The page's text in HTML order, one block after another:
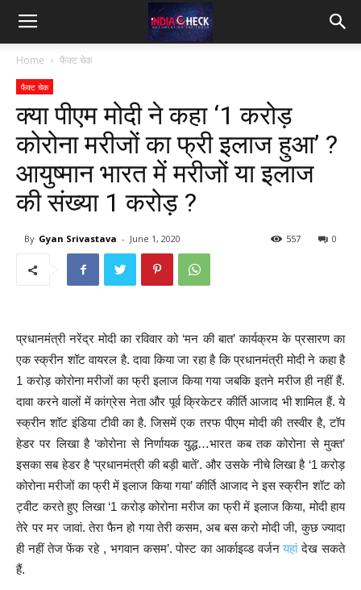
IndiaCheck
Home फैक्ट चेक
फैक्ट चेक
क्या पीएम मोदी ने कहा ‘1 करोड़
कोरोना मरीजों का फ्री इलाज हुआ’ ?
आयुष्मान भारत में मरीजों या इलाज
की संख्या 1 करोड़ ?
By Gyan Srivastava - June 1, 2020 0
557
प्रधानमंत्री नरेंद्र मोदी का रविवार को ‘मन की बात’ कार्यक्रम के प्रसारण का
एक स्क्रीन शॉट वायरल है. दावा किया जा रहा है कि प्रधानमंत्री मोदी ने कहा है
1 करोड़ कोरोना मरीजों का फ्री इलाज किया गया जबकि इतने मरीज ही नहीं हैं.
दावा करने वालों में कांग्रेस नेता और पूर्व क्रिकेटर कीर्ति आजाद भी शामिल हैं. ये
स्क्रीन शॉट इंडिया टीवी का है. जिसमें एक तरफ पीएम मोदी की तस्वीर है, टॉप
हेडर पर लिखा है ‘कोरोना से निर्णायक युद्ध…भारत कब तक कोरोना से मुक्त’
इसका सब हेडर है ‘प्रधानमंत्री की बड़ी बातें’. और उसके नीचे लिखा है ‘1 करोड़
कोरोना मरीजों का फ्री में इलाज किया गया’ कीर्ति आजाद ने इस स्क्रीन शॉट को
ट्वीट करते हुए लिखा ‘1 करोड़ कोरोना मरीज का फ्री में इलाज किया, मोदी हाय
तेरे पर मर जावां. तेरा फैन हो गया तेरी कसम, अब बस करो मोदी जी, कुछ ज्यादा
ही नहीं तेज फेंक रहे , भगवान कसम’. पोस्ट का आर्काइव्ड वर्जनयहांदेख सकते
हैं.